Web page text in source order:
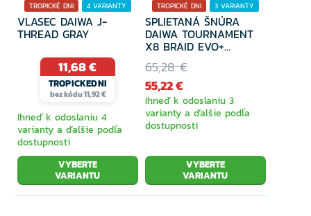
Batohy, tašky a puzdrá
Woblery
Kovové nástrahy
Realistické napodobeniny
TROPICKÉ DNI
4 VARIANTY
20% ZĽAVA
VLASEC DAIWA J-
THREAD GRAY
11,68 €
TROPICKEDNI
bez kódu 11,92 €
Ihneď k odoslaniu 4
varianty a ďalšie podľa
dostupnosti
VYBERTE
VARIANTU
TROPICKÉ DNI
3 VARIANTY
15% ZĽAVA
SPLIETANÁ ŠNÚRA
DAIWA TOURNAMENT
X8 BRAID EVO+
SUPERSLIM UL 135M
65,28 €
55,22 €
Ihneď k odoslaniu 3
varianty a ďalšie podľa
dostupnosti
VYBERTE
VARIANTU